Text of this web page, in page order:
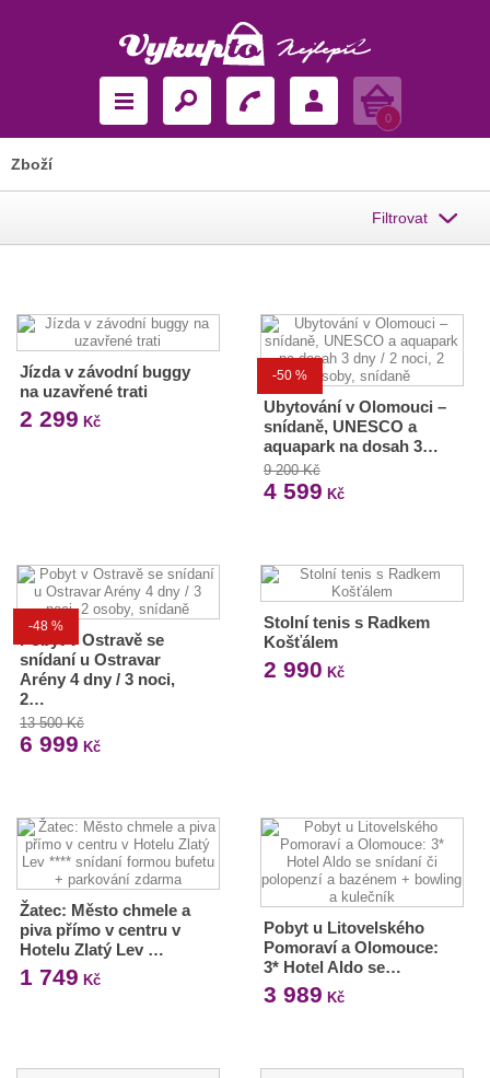
Košík
0
Zboží
Filtrovat
Jízda v závodní buggy
na uzavřené trati
2 299 Kč
-50 %
Ubytování v Olomouci –
snídaně, UNESCO a
aquapark na dosah 3…
9 200 Kč
4 599 Kč
-48 %
Pobyt v Ostravě se
snídaní u Ostravar
Arény 4 dny / 3 noci,
2…
13 500 Kč
6 999 Kč
Stolní tenis s Radkem
Košťálem
2 990 Kč
Žatec: Město chmele a
piva přímo v centru v
Hotelu Zlatý Lev …
1 749 Kč
Pobyt u Litovelského
Pomoraví a Olomouce:
3* Hotel Aldo se…
3 989 Kč